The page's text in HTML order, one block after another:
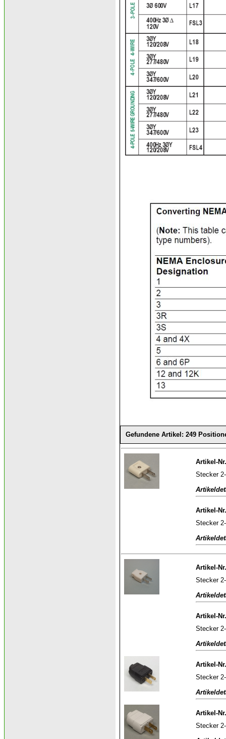
Gefundene Artikel: 249
Artikel-
Stecker
Artikel-
Stecker
Artikel-
Stecker
Artikel-
Stecker
Artikel-
Stecker
Artikel-
Stecker